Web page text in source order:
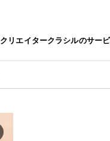
クリエイタークラシルのサー